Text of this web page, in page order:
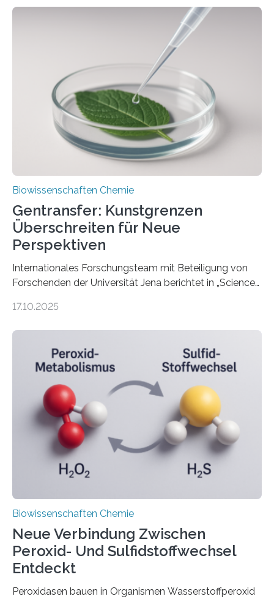
Hydrofunktionalisierung für wertvolle Produkte wie
bioaktive Amine, die natürlicherweise in
Neurotransmittern vorkommen und wichtig für die
Wirkstoffforschung sind. In ihren Vorlesungen
verwendet Dr. Pospech prägnante Bilder, um
Studienanfängern die Photokatalyse zu erklären.
Photokatalyse braucht Licht, und als Lichtquelle nutzt
die Forschungsgruppe von Dr. Jola Pospech…
Biowissenschaften Chemie
Gentransfer: Kunstgrenzen
Überschreiten für Neue
Perspektiven
Internationales Forschungsteam mit Beteiligung von
Forschenden der Universität Jena berichtet in „Science“
Gefiederfarbe von Vögeln kann sich durch
kaum vorherzusagen. Über einen schnelleren Weg zum
Gentransfer berichtet jetzt ein internationales
Forschungsteam im Magazin „Science“. Die Gruppe
beschreibt den Gentransfer über Artgrenzen hinweg,
bei dem eine Art von Steinschmätzern die
vorherrschende Färbung ihres Gefieders an eine andere
Art von Steinschmätzern weitergab….
17.10.2025
Biowissenschaften Chemie
Neue Verbindung Zwischen
Peroxid- Und Sulfidstoffwechsel
Entdeckt
Peroxidasen bauen in Organismen Wasserstoffperoxid